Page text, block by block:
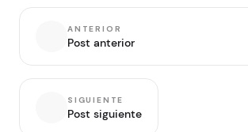
ANTERIOR
Post anterior
SIGUIENTE
Post siguiente